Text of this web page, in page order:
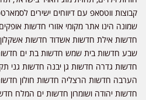
קבוצות ווטסאפ עם דיווחים ישירים
שמונה הינו אתר מקומי אזורי חדשות
חדשות אילת חדשות אשדוד חדשות
שבע חדשות בית שמש חדשות בת ים
חדשות גדרה חדשות גן יבנה חדשות גני
הערבה חדשות הרצליה חדשות חולון
חדשות יהודה ושומרון חדשות ים המלח